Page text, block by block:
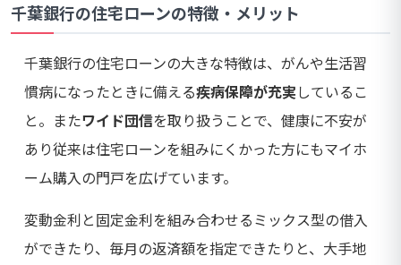
千葉銀行の住宅ローンの特徴・メリット
千葉銀行の住宅ローンの大きな特徴は、がんや生活習
慣病になったときに備える疾病保障が充実しているこ
と。またワイド団信を取り扱うことで、健康に不安が
あり従来は住宅ローンを組みにくかった方にもマイホ
ーム購入の門戸を広げています。
変動金利と固定金利を組み合わせるミックス型の借入
ができたり、毎月の返済額を指定できたりと、大手地